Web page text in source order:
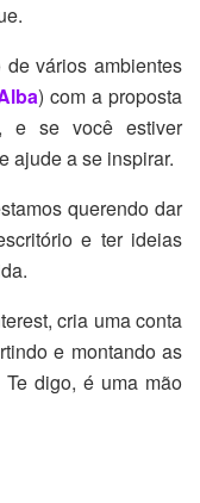
vários ambientes
) com a proposta
e se você estiver
ajude a se inspirar.
querendo dar
e ter ideias
cria uma conta
e montando as
digo, é uma mão